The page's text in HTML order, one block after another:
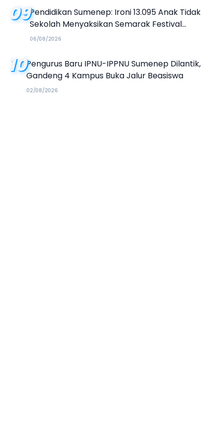
09Pendidikan Sumenep: Ironi 13.095 Anak Tidak
Sekolah Menyaksikan Semarak Festival
Kalender Event 2026
06/08/2026
10Pengurus Baru IPNU-IPPNU Sumenep Dilantik,
Gandeng 4 Kampus Buka Jalur Beasiswa
02/08/2026